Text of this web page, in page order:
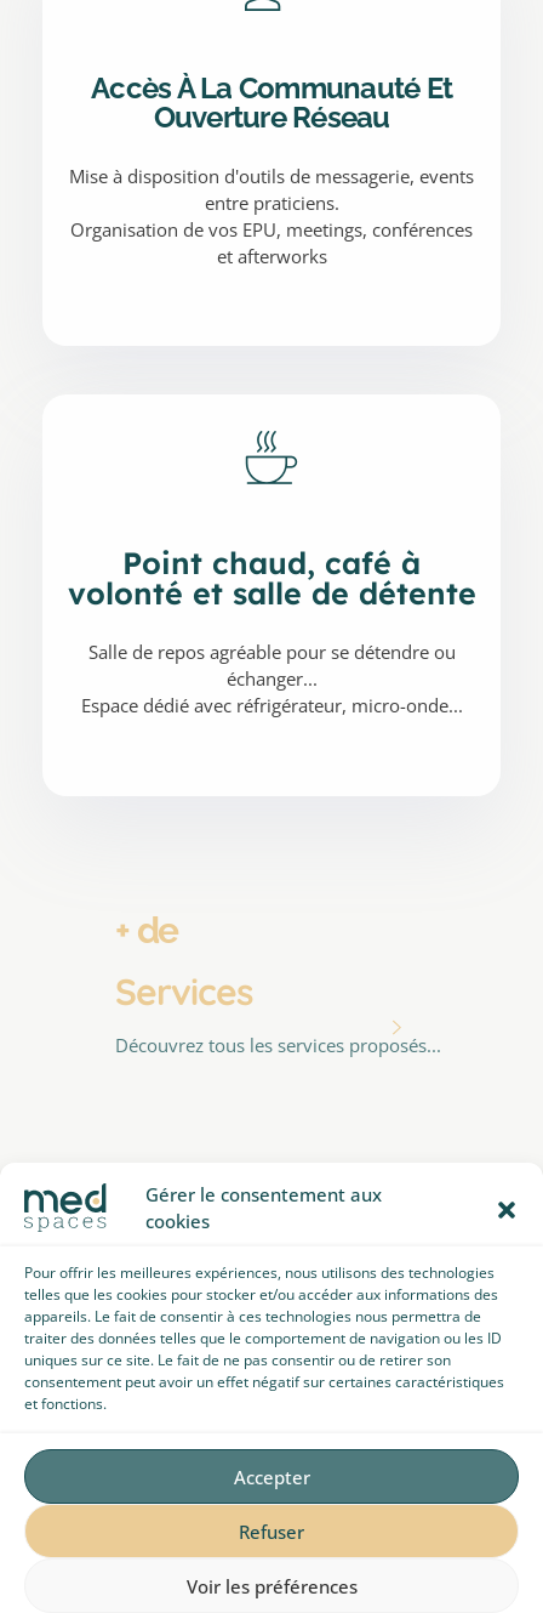
Gérer le consentement aux
cookies
Pour offrir les meilleures expériences, nous utilisons des technologies
telles que les cookies pour stocker et/ou accéder aux informations des
appareils. Le fait de consentir à ces technologies nous permettra de
traiter des données telles que le comportement de navigation ou les ID
uniques sur ce site. Le fait de ne pas consentir ou de retirer son
consentement peut avoir un effet négatif sur certaines caractéristiques
et fonctions.
Accepter
Refuser
Voir les préférences
Accès À La Communauté Et
Ouverture Réseau
Mise à disposition d'outils de messagerie, events
entre praticiens.
Organisation de vos EPU, meetings, conférences
et afterworks
Point chaud, café à
volonté et salle de détente
Salle de repos agréable pour se détendre ou
échanger...
Espace dédié avec réfrigérateur, micro-onde...
+ de
Services
Découvrez tous les services proposés...